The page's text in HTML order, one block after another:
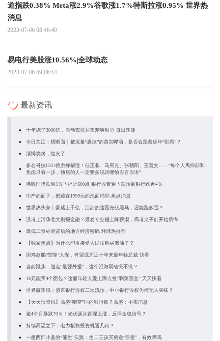
道指跌0.38% Meta涨2.9%谷歌涨1.7%特斯拉涨0.95% 世界热
消息
2023-07-06 08:46:40
易电行美股涨10.56%|全球动态
2023-07-06 09:06:14
最新资讯
十年烧了3000亿，自动驾驶迎来梦醒时分 每日速递
今日关注：横断面｜被流量“裹挟”的燕京啤酒，是否会跟蔡徐坤“割席”？
淄博烧烤，熄火了
多名科技CEO曾患抑郁症！任正非、马斯克、张朝阳、王慧文……“每个人离抑郁和
焦虑只有一步，独居的人一定要多说话哪怕自言自语”
港股恒指跌逾3％下挫近600点 银行股普遍下跌招商银行跌近4％
中产的面子，都藏在1999元的泡面桶里-焦点消息
世界热头条丨豪赌上千亿，江苏的这匹光伏黑马，还能跑多远？
没考上清华北大别报金融？最卷专业碰上降薪潮，高考尖子们开始后悔
最低工资标准背后的地方经济密码 环球热推荐
【独家焦点】为什么印度接受人民币购买俄油了？
国寿赵鹏“空降”人保，有望成为近十年来最年轻总裁 快看
当前聚焦：送走“最强外援”，这个沿海弱省慌不慌？
16元能买4个面包？这届年轻人爱上蹲点抢“剩菜盲盒” 天天快看
世界微速讯：盛京银行股权二次流拍，中小银行股权为何无人买账？
【天天报资讯】高盛“唱空”国内银行股？高盛：不实消息
逾4个月暴跌70％！光伏源头首现上涨，反弹企稳信号？
持续高温之下，电力板块投资机遇几何？
一座西部小县的“催生”实践：生二三孩买房送“卧室”，有效果吗